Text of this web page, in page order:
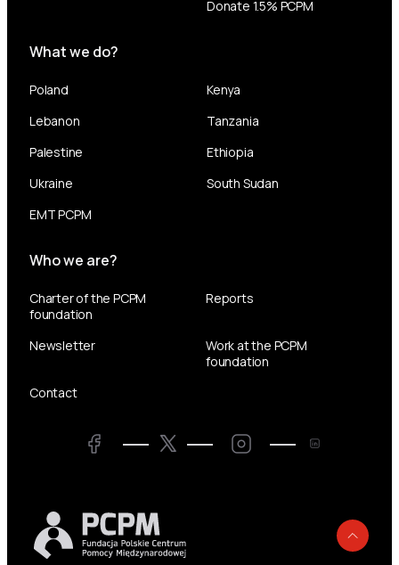
Donate 1.5% PCPM
What we do?
Poland
Lebanon
Palestine
Ukraine
EMT PCPM
Kenya
Tanzania
Ethiopia
South Sudan
Who we are?
Charter of the PCPM
foundation
Reports
Newsletter
Work at the PCPM
foundation
Contact
Facebook Twitter LinkedIn Twitter